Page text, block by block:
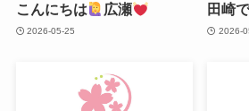
こんにちは 広瀬
2026-05-25
田崎
2026-